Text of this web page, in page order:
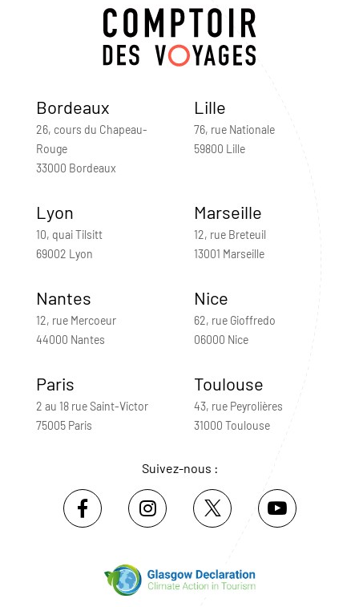
Bordeaux
26, cours du Chapeau-
Rouge
33000 Bordeaux
Lille
76, rue Nationale
59800 Lille
Lyon
10, quai Tilsitt
69002 Lyon
Marseille
12, rue Breteuil
13001 Marseille
Nantes
12, rue Mercoeur
44000 Nantes
Nice
62, rue Gioffredo
06000 Nice
Paris
2 au 18 rue Saint-Victor
75005 Paris
Toulouse
43, rue Peyrolières
31000 Toulouse
Suivez-nous :